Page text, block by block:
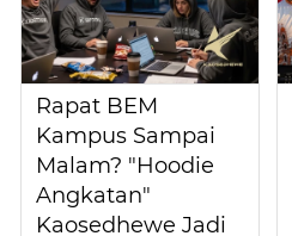
Rapat BEM
Kampus Sampai
Malam? "Hoodie
Angkatan"
Kaosedhewe Jadi